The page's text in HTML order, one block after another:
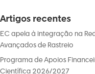
Artigos recentes
EC apela à integração na
Avançados de Rastreio
Programa de Apoios
Científica 2026/2027